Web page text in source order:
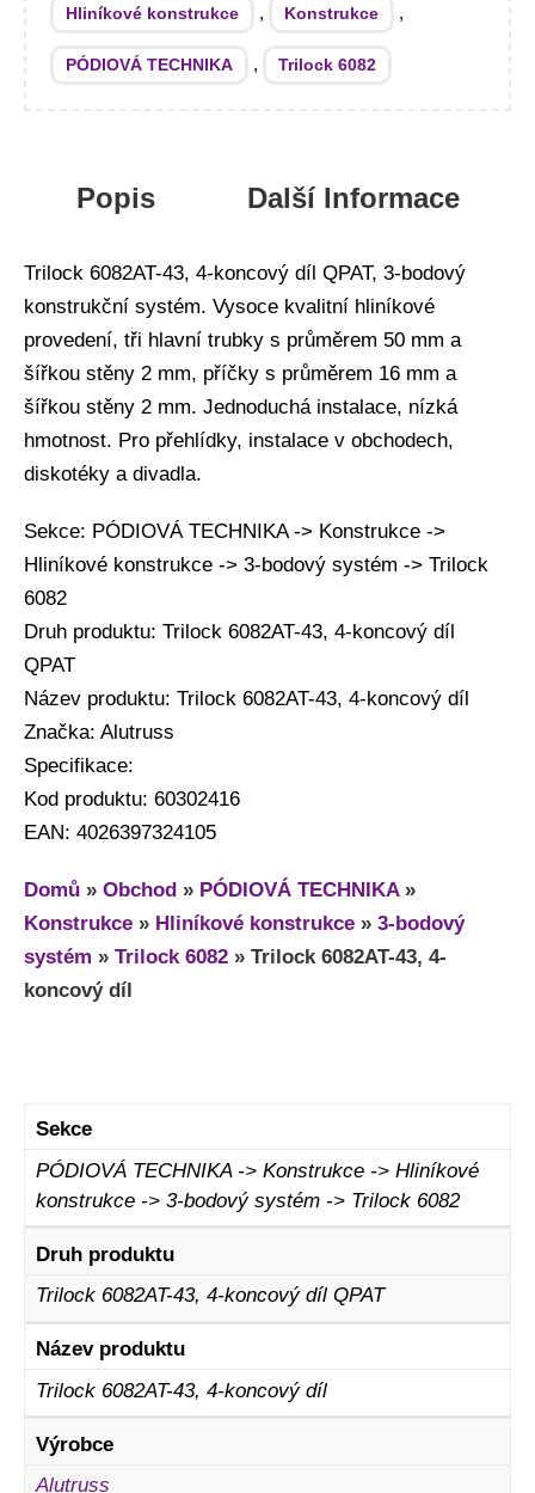
Hliníkové konstrukce , Konstrukce ,
PÓDIOVÁ TECHNIKA , Trilock 6082
Popis Další Informace
Trilock 6082AT-43, 4-koncový díl QPAT, 3-bodový
konstrukční systém. Vysoce kvalitní hliníkové
provedení, tři hlavní trubky s průměrem 50 mm a
šířkou stěny 2 mm, příčky s průměrem 16 mm a
šířkou stěny 2 mm. Jednoduchá instalace, nízká
hmotnost. Pro přehlídky, instalace v obchodech,
diskotéky a divadla.
Sekce: PÓDIOVÁ TECHNIKA -> Konstrukce ->
Hliníkové konstrukce -> 3-bodový systém -> Trilock
6082
Druh produktu: Trilock 6082AT-43, 4-koncový díl
QPAT
Název produktu: Trilock 6082AT-43, 4-koncový díl
Značka: Alutruss
Specifikace:
Kod produktu: 60302416
EAN: 4026397324105
Domů » Obchod » PÓDIOVÁ TECHNIKA»
Konstrukce » Hliníkové konstrukce » 3-bodový
systém » Trilock 6082 » Trilock 6082AT-43, 4-
koncový díl
Sekce
PÓDIOVÁ TECHNIKA -> Konstrukce -> Hliníkové
konstrukce -> 3-bodový systém -> Trilock 6082
Druh produktu
Trilock 6082AT-43, 4-koncový díl QPAT
Název produktu
Trilock 6082AT-43, 4-koncový díl
Výrobce
Alutruss